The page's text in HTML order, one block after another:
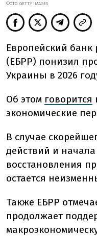
ФОТО: GETTY IMAGES
Европейский банк
(ЕБРР) понизил
Украины в 2026
Об этом говорится
экономические
В случае
действий и
восстановления
остается
Также ЕБРР
продолжает